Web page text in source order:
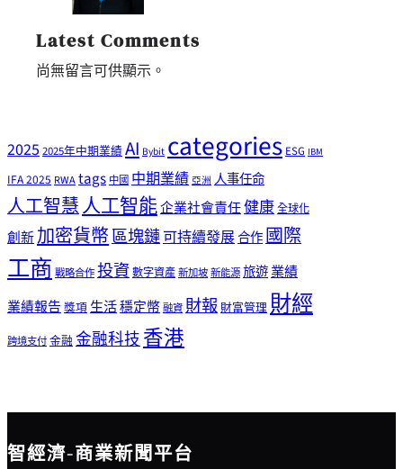
Latest Comments
尚無留言可供顯示。
2025 2025年中期業績AI Bybitcategories ESG IBM
IFA 2025 RWAtags 中國 中期業績 亞洲 人事任命
人工智慧人工智能企業社會責任健康全球化
創新加密貨幣區塊鏈可持續發展合作國際
工商 戰略合作投資數字資產新加坡新能源旅遊業績
業績報告 獎項生活穩定幣融資 財報 財富管理 財經
跨境支付金融 金融科技 香港
智經濟-商業新聞平台